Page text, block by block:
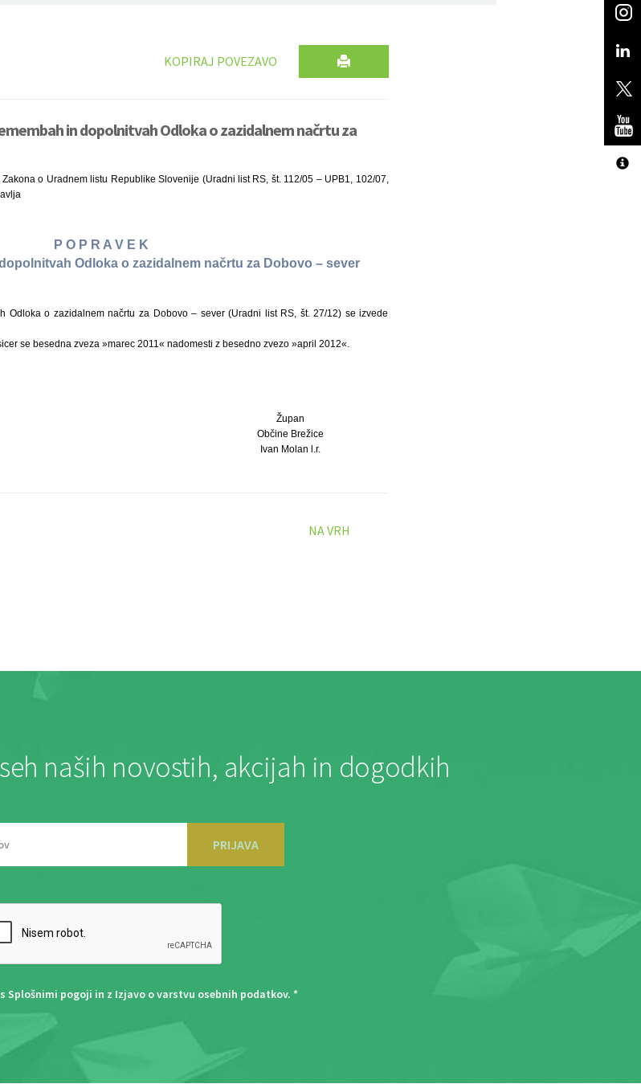
KOPIRAJ POVEZAVO
in dopolnitvah Odloka o zazidalnem načrtu za
o Uradnem listu Republike Slovenije (Uradni list RS, št. 112/05 – UPB1, 102/07,
P O P R A V E K
Odloka o zazidalnem načrtu za Dobovo – sever
Odloka o zazidalnem načrtu za Dobovo – sever (Uradni list RS, št. 27/12) se izvede
se besedna zveza »marec 2011« nadomesti z besedno zvezo »april 2012«.
Župan
Občine Brežice
Ivan Molan l.r.
NA VRH
naših novostih, akcijah in dogodkih
PRIJAVA
Splošnimi pogoji in z Izjavo o varstvu osebnih podatkov. *